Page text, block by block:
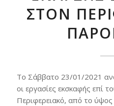
ΣΤΟΝ
Το Σάββατο 23/01/2021
οι εργασίες εκσκαφής επί
Περιφερειακό, από το